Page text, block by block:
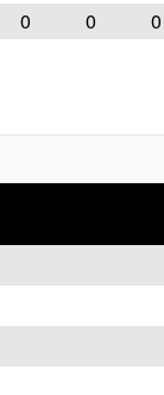
0 0 0